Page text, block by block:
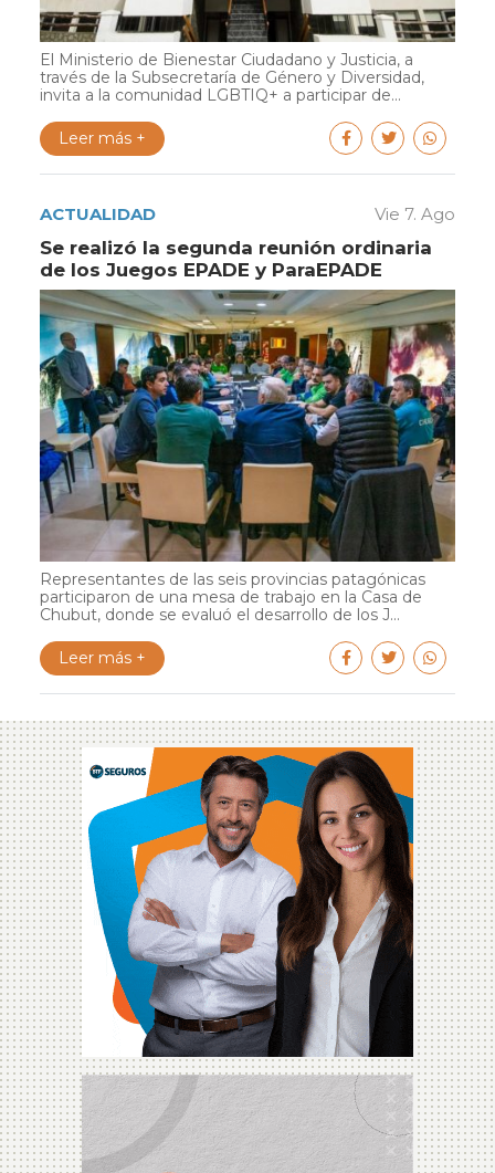
El Ministerio de Bienestar Ciudadano y Justicia, a
través de la Subsecretaría de Género y Diversidad,
invita a la comunidad LGBTIQ+ a participar de...
Leer más +
ACTUALIDAD Vie 7. Ago
Se realizó la segunda reunión ordinaria
de los Juegos EPADE y ParaEPADE
Representantes de las seis provincias patagónicas
participaron de una mesa de trabajo en la Casa de
Chubut, donde se evaluó el desarrollo de los J...
Leer más +